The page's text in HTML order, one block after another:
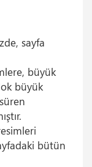
sayfa
büyük
büyük
bütün